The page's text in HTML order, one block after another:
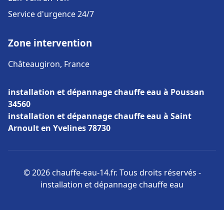
Service d'urgence 24/7
Zone intervention
Châteaugiron, France
installation et dépannage chauffe eau à Poussan
34560
installation et dépannage chauffe eau à Saint
Arnoult en Yvelines 78730
© 2026 chauffe-eau-14.fr. Tous droits réservés -
installation et dépannage chauffe eau